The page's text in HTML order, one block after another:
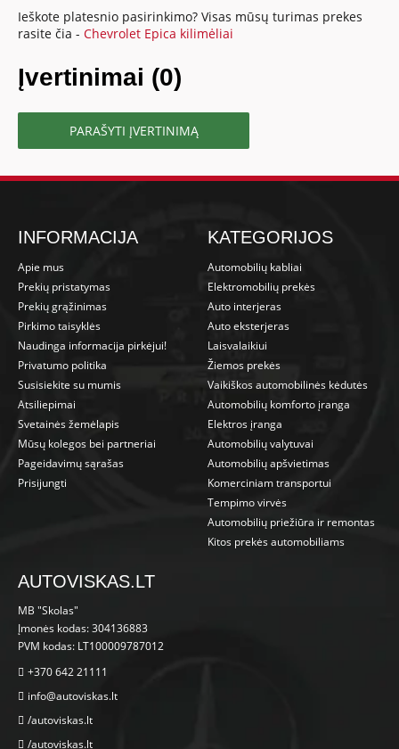
Ieškote platesnio pasirinkimo? Visas mūsų turimas prekes
rasite čia -Chevrolet Epica kilimėliai
Įvertinimai (0)
PARAŠYTI ĮVERTINIMĄ
INFORMACIJA
Apie mus
Prekių pristatymas
Prekių grąžinimas
Pirkimo taisyklės
Naudinga informacija pirkėjui!
Privatumo politika
Susisiekite su mumis
Atsiliepimai
Svetainės žemėlapis
Mūsų kolegos bei partneriai
Pageidavimų sąrašas
Prisijungti
KATEGORIJOS
Automobilių kabliai
Elektromobilių prekės
Auto interjeras
Auto eksterjeras
Laisvalaikiui
Žiemos prekės
Vaikiškos automobilinės kėdutės
Automobilių komforto įranga
Elektros įranga
Automobilių valytuvai
Automobilių apšvietimas
Komerciniam transportui
Tempimo virvės
Automobilių priežiūra ir remontas
Kitos prekės automobiliams
AUTOVISKAS.LT
MB "Skolas"
Įmonės kodas: 304136883
PVM kodas: LT100009787012
+370 642 21111
info@autoviskas.lt
/autoviskas.lt
/autoviskas.lt